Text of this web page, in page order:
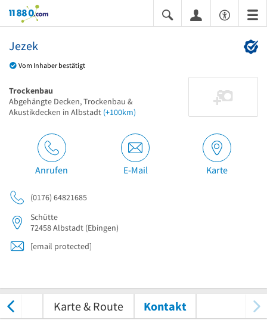
11880.com
Jezek
Vom Inhaber bestätigt
Trockenbau
Abgehängte Decken, Trockenbau &
Akustikdecken in Albstadt (+100km)
Anrufen E-Mail Karte
(0176) 64821685
Schütte
72458Albstadt (Ebingen)
[email protected]
Karte & Route Kontakt